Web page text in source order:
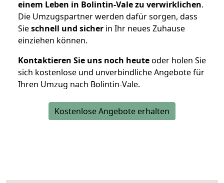
einem Leben in Bolintin-Vale zu verwirklichen.
Die Umzugspartner werden dafür sorgen, dass
Sieschnell und sicher in Ihr neues Zuhause
einziehen können.
Kontaktieren Sie uns noch heuteoder holen Sie
sich kostenlose und unverbindliche Angebote für
Ihren Umzug nach Bolintin-Vale.
Kostenlose Angebote erhalten